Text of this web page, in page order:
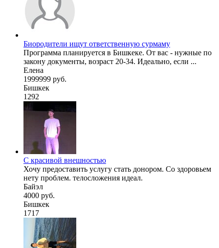
Биородители ищут ответственную сурмаму
Программа планируется в Бишкеке. От вас - нужные по
закону документы, возраст 20-34. Идеально, если ...
Елена
1999999 руб.
Бишкек
1292
С красивой внешностью
Хочу предоставить услугу стать донором. Со здоровьем
нету проблем. телосложения идеал.
Байэл
4000 руб.
Бишкек
1717